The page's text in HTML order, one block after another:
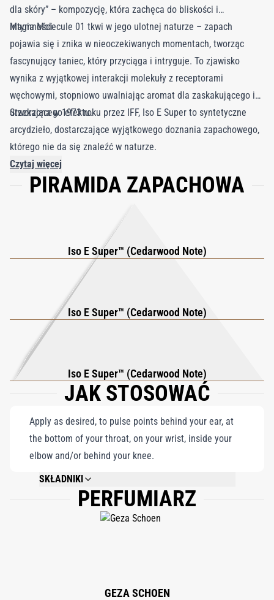
dla skóry” – kompozycję, która zachęca do bliskości i
intymności.
Magia Molecule 01 tkwi w jego ulotnej naturze – zapach
pojawia się i znika w nieoczekiwanych momentach, tworząc
fascynujący taniec, który przyciąga i intryguje. To zjawisko
wynika z wyjątkowej interakcji molekuły z receptorami
węchowymi, stopniowo uwalniając aromat dla zaskakującego i
urzekającego efektu.
Stworzona w 1973 roku przez IFF, Iso E Super to syntetyczne
arcydzieło, dostarczające wyjątkowego doznania zapachowego,
którego nie da się znaleźć w naturze.
Czytaj więcej
PIRAMIDA ZAPACHOWA
Iso E Super™ (Cedarwood Note)
Iso E Super™ (Cedarwood Note)
Iso E Super™ (Cedarwood Note)
JAK STOSOWAĆ
Apply as desired, to pulse points behind your ear, at
the bottom of your throat, on your wrist, inside your
elbow and/or behind your knee.
SKŁADNIKI
ALCOHOL DENAT, PARFUM (FRAGRANCE), AQUA (WATER).
PERFUMIARZ
GEZA SCHOEN